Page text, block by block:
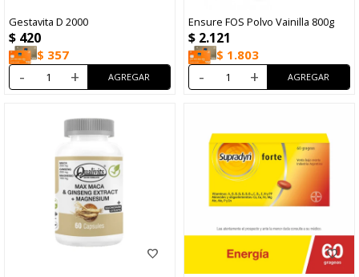
Gestavita D 2000
$ 420
$ 357
- +
Ensure FOS Polvo Vainilla 800g
$ 2.121
$ 1.803
- +